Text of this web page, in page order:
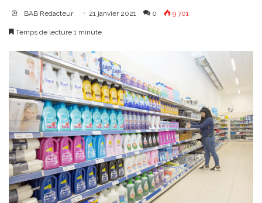
BAB Redacteur 21 janvier 2021 0 9 701
Temps de lecture 1 minute